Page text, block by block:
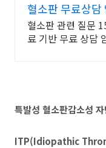
혈소판 무료상담
은 힐오에서
혈소판 관련 질문
료 기반 무료 상담
특발성 혈소판감소성
ITP(Idiopathic